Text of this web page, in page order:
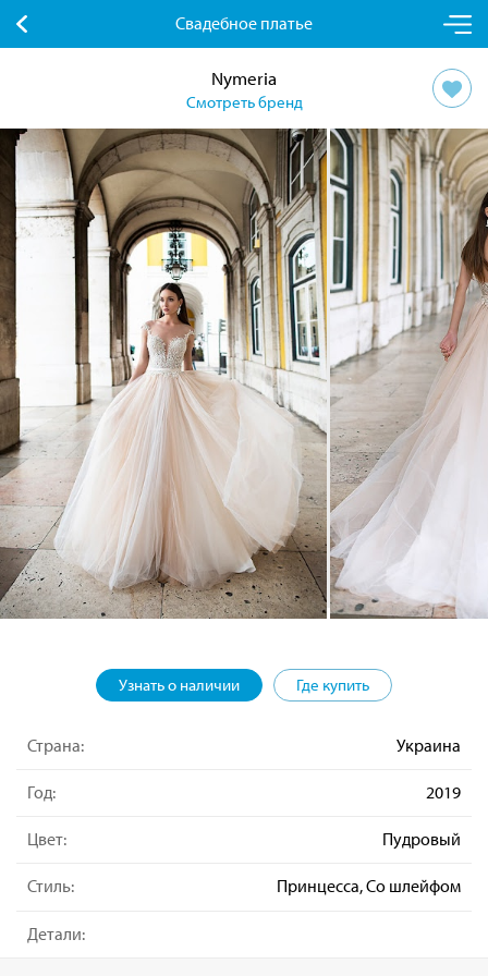
Свадебное платье
Nymeria
Смотреть бренд
Узнать о наличии Где купить
Страна: Украина
Год: 2019
Цвет: Пудровый
Стиль: Принцесса, Со шлейфом
Детали: